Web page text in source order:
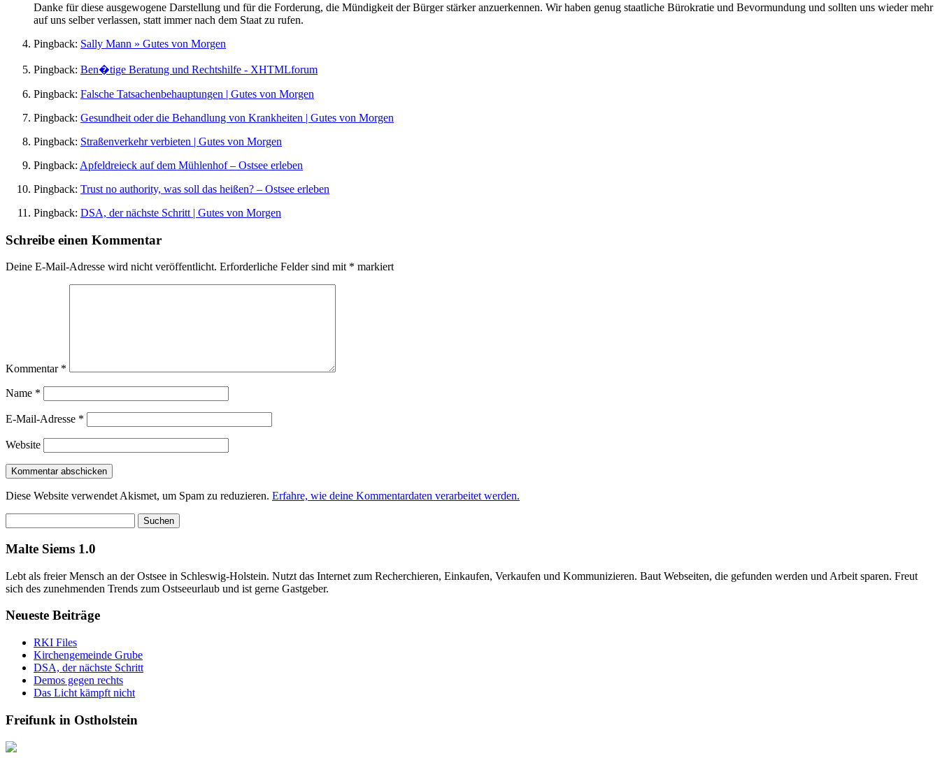
Danke für diese ausgewogene Darstellung und für die Forderung, die Mündigkeit der Bürger stärker anzuerkennen. Wir haben genug staatliche Bürokratie und Bevormundung und sollten uns wieder mehr
auf uns selber verlassen, statt immer nach dem Staat zu rufen.
Pingback: Sally Mann » Gutes von Morgen
Pingback: Ben�tige Beratung und Rechtshilfe - XHTMLforum
Pingback: Falsche Tatsachenbehauptungen | Gutes von Morgen
Pingback: Gesundheit oder die Behandlung von Krankheiten | Gutes von Morgen
Pingback: Straßenverkehr verbieten | Gutes von Morgen
Pingback: Apfeldreieck auf dem Mühlenhof – Ostsee erleben
Pingback: Trust no authority, was soll das heißen? – Ostsee erleben
Pingback: DSA, der nächste Schritt | Gutes von Morgen
Schreibe einen Kommentar
Deine E-Mail-Adresse wird nicht veröffentlicht. Erforderliche Felder sind mit * markiert
Kommentar *
Name *
E-Mail-Adresse *
Website
Diese Website verwendet Akismet, um Spam zu reduzieren. Erfahre, wie deine Kommentardaten verarbeitet werden.
nach:
Malte Siems 1.0
Lebt als freier Mensch an der Ostsee in Schleswig-Holstein. Nutzt das Internet zum Recherchieren, Einkaufen, Verkaufen und Kommunizieren. Baut Webseiten, die gefunden werden und Arbeit sparen. Freut
sich des zunehmenden Trends zum Ostseeurlaub und ist gerne Gastgeber.
Neueste Beiträge
RKI Files
Kirchengemeinde Grube
DSA, der nächste Schritt
Demos gegen rechts
Das Licht kämpft nicht
Freifunk in Ostholstein